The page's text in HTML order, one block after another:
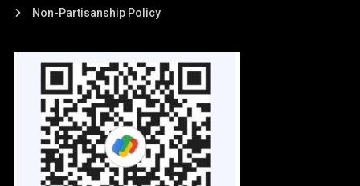
Non-Partisanship Policy